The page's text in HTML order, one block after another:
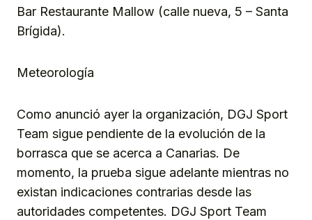
Bar Restaurante Mallow (calle nueva, 5 – Santa
Brígida).
Meteorología
Como anunció ayer la organización, DGJ Sport
Team sigue pendiente de la evolución de la
borrasca que se acerca a Canarias. De
momento, la prueba sigue adelante mientras no
existan indicaciones contrarias desde las
autoridades competentes. DGJ Sport Team